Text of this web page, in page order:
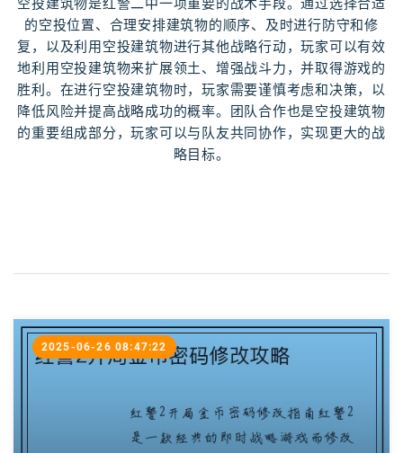
空投建筑物是红警二中一项重要的战术手段。通过选择合适
的空投位置、合理安排建筑物的顺序、及时进行防守和修
复，以及利用空投建筑物进行其他战略行动，玩家可以有效
地利用空投建筑物来扩展领土、增强战斗力，并取得游戏的
胜利。在进行空投建筑物时，玩家需要谨慎考虑和决策，以
降低风险并提高战略成功的概率。团队合作也是空投建筑物
的重要组成部分，玩家可以与队友共同协作，实现更大的战
略目标。
2025-06-26 08:47:22